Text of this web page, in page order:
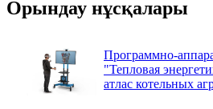
Орындау нұсқалары
Программно-
"Тепловая
атлас котельных